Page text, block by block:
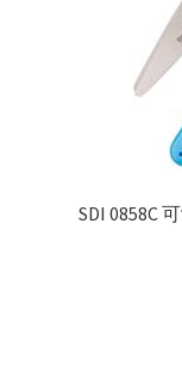
SDI 0858C